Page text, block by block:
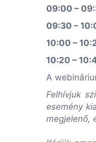
09:00 –
09:30 –
10:00 –
10:20 –
A
Felhívjuk
esemény
megjelenő,